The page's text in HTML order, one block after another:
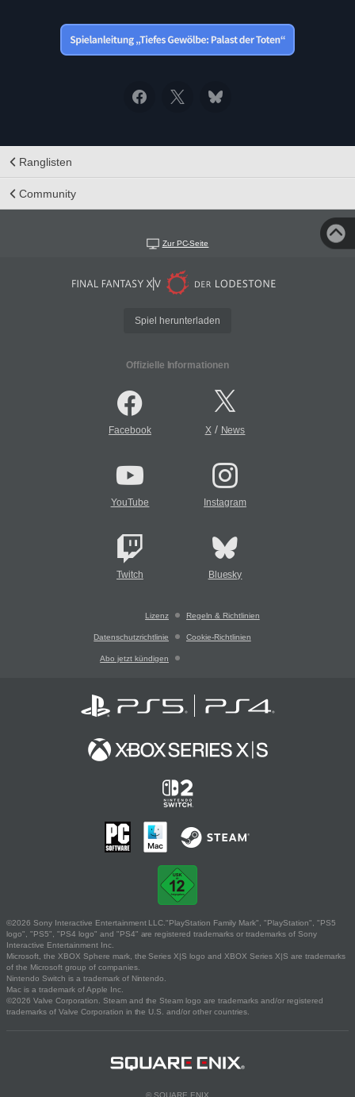
Ranglisten
Community
Zur PC-Seite
Spiel herunterladen
Offizielle Informationen
Facebook X/ News
YouTube Instagram
Twitch Bluesky
Lizenz Regeln & Richtlinien
Datenschutzrichtlinie Cookie-Richtlinien
Abo jetzt kündigen
©2026 Sony Interactive Entertainment LLC."PlayStation Family Mark", "PlayStation", "PS5
logo", "PS5", "PS4 logo" and "PS4" are registered trademarks or trademarks of Sony
Interactive Entertainment Inc.
Microsoft, the XBOX Sphere mark, the Series X|S logo and XBOX Series X|S are trademarks
of the Microsoft group of companies.
Nintendo Switch is a trademark of Nintendo.
Mac is a trademark of Apple Inc.
©2026 Valve Corporation. Steam and the Steam logo are trademarks and/or registered
trademarks of Valve Corporation in the U.S. and/or other countries.
© SQUARE ENIX